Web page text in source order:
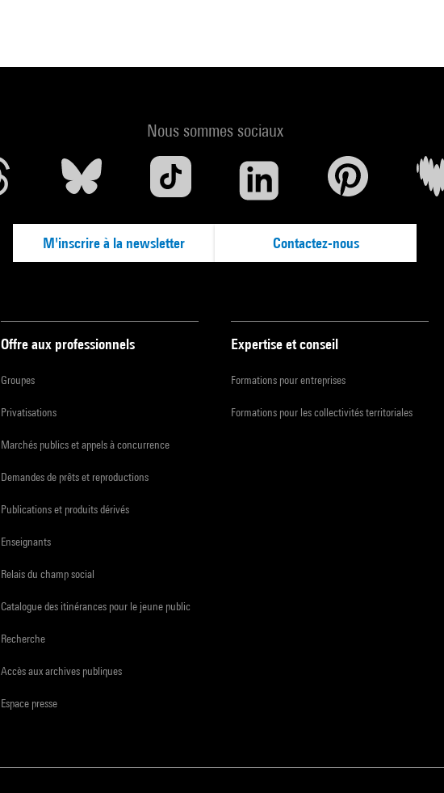
Nous sommes sociaux
M'inscrire à la newsletter Contactez-nous
Offre aux professionnels
Groupes
Privatisations
Marchés publics et appels à concurrence
Demandes de prêts et reproductions
Publications et produits dérivés
Enseignants
Relais du champ social
Catalogue des itinérances pour le jeune public
Recherche
Accès aux archives publiques
Espace presse
Expertise et conseil
Formations pour entreprises
Formations pour les collectivités territoriales